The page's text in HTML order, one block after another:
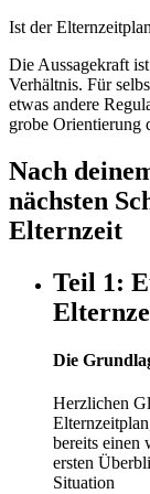
Ist der
Die Aussagekraft
Verhältnis. Für
etwas andere
grobe Orientierung
Nach
nächsten
Elternzeit
Teil 1:
Die
Herzlichen
bereits einen
ersten
Situation